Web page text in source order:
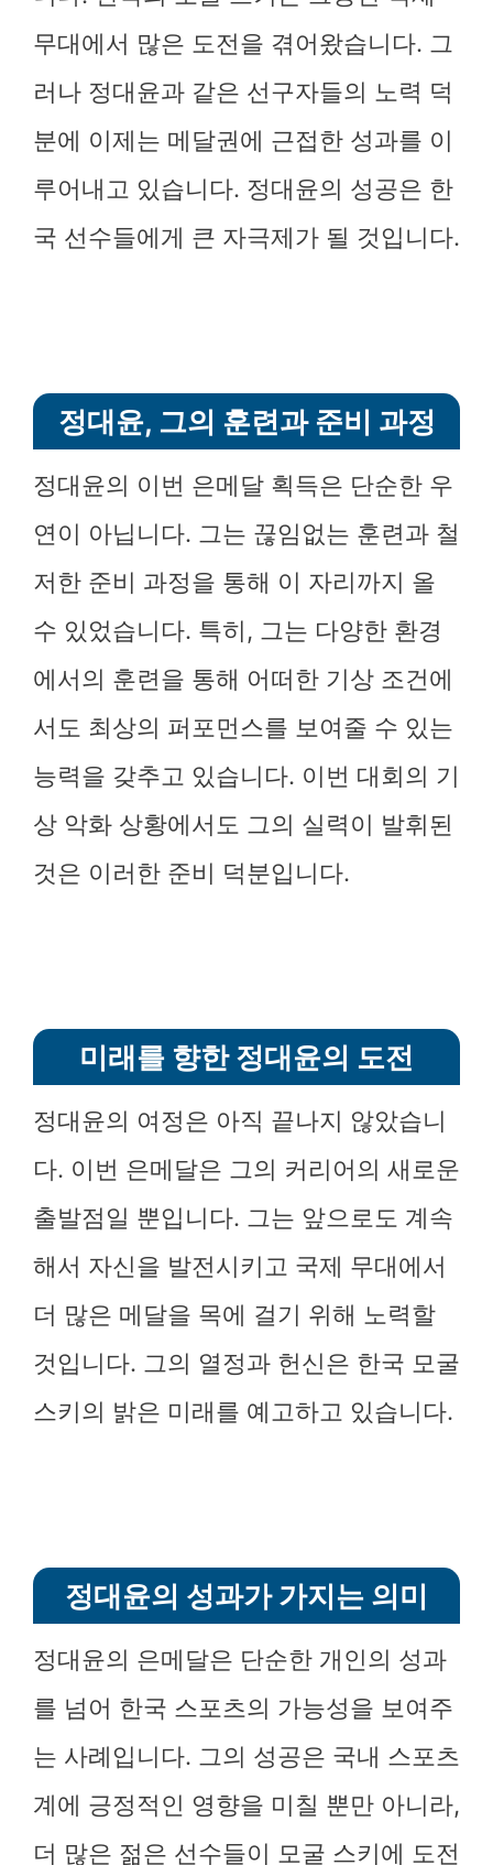
무대에서 많은 도전을 겪어왔습니다. 그
러나 정대윤과 같은 선구자들의 노력 덕
분에 이제는 메달권에 근접한 성과를 이
루어내고 있습니다. 정대윤의 성공은 한
국 선수들에게 큰 자극제가 될 것입니다.
정대윤, 그의 훈련과 준비 과정
정대윤의 이번 은메달 획득은 단순한 우
연이 아닙니다. 그는 끊임없는 훈련과 철
저한 준비 과정을 통해 이 자리까지 올
수 있었습니다. 특히, 그는 다양한 환경
에서의 훈련을 통해 어떠한 기상 조건에
서도 최상의 퍼포먼스를 보여줄 수 있는
능력을 갖추고 있습니다. 이번 대회의 기
상 악화 상황에서도 그의 실력이 발휘된
것은 이러한 준비 덕분입니다.
미래를 향한 정대윤의 도전
정대윤의 여정은 아직 끝나지 않았습니
다. 이번 은메달은 그의 커리어의 새로운
출발점일 뿐입니다. 그는 앞으로도 계속
해서 자신을 발전시키고 국제 무대에서
더 많은 메달을 목에 걸기 위해 노력할
것입니다. 그의 열정과 헌신은 한국 모굴
스키의 밝은 미래를 예고하고 있습니다.
정대윤의 성과가 가지는 의미
정대윤의 은메달은 단순한 개인의 성과
를 넘어 한국 스포츠의 가능성을 보여주
는 사례입니다. 그의 성공은 국내 스포츠
계에 긍정적인 영향을 미칠 뿐만 아니라,
더 많은 젊은 선수들이 모굴 스키에 도전